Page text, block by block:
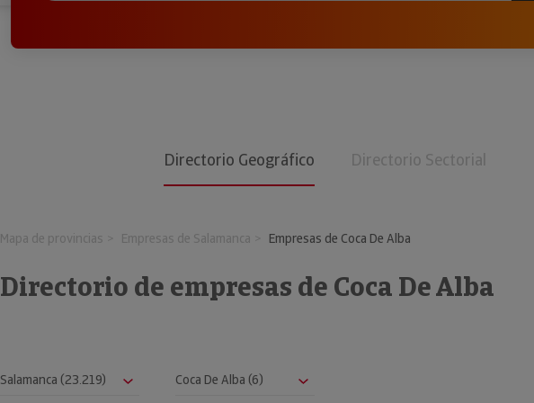
Directorio Geográfico Directorio Sectorial
Mapa de provincias Empresas de Salamanca Empresas de Coca De Alba
Directorio de empresas de Coca De Alba